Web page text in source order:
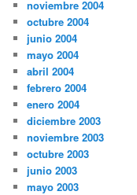
noviembre 2004
octubre 2004
junio 2004
mayo 2004
abril 2004
febrero 2004
enero 2004
diciembre 2003
noviembre 2003
octubre 2003
junio 2003
mayo 2003